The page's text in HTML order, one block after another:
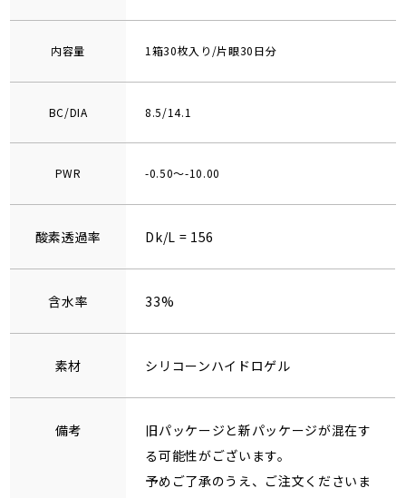
内容量 1箱30枚入り/片眼30日分
BC/DIA 8.5/14.1
PWR -0.50～-10.00
酸素透過率 Dk/L = 156
含水率 33%
素材 シリコーンハイドロゲル
備考
旧パッケージと新パッケージが混在す
る可能性がございます。
予めご了承のうえ、ご注文くださいま